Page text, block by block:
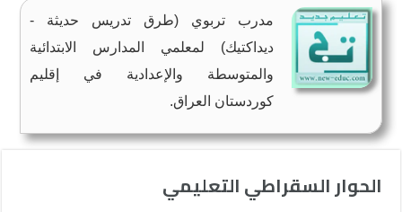
مدرب تربوي (طرق تدريس حديثة -
ديداكتيك) لمعلمي المدارس الابتدائية
والمتوسطة والإعدادية في إقليم
كوردستان العراق.
الحوار السقراطي التعليمي